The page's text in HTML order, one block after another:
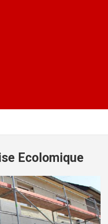
Ecolomique